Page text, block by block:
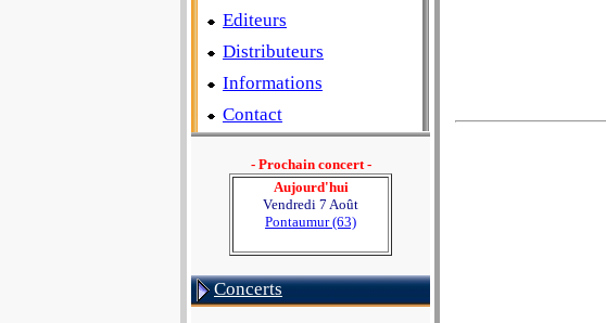
Editeurs
Distributeurs
Informations
Contact
- Prochain concert -
Aujourd'hui
Vendredi 7 Août
Pontaumur (63)
Concerts